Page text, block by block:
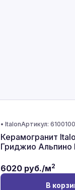
• ItalonАртикул:
Керамогранит
Гриджио Альпино
6020руб./м2
В